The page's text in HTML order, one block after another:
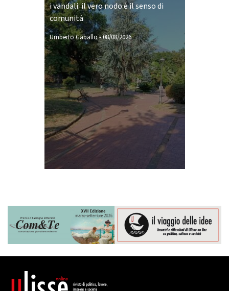
i vandali: il vero nodo è il senso di
comunità
Umberto Gaballo-08/08/2026